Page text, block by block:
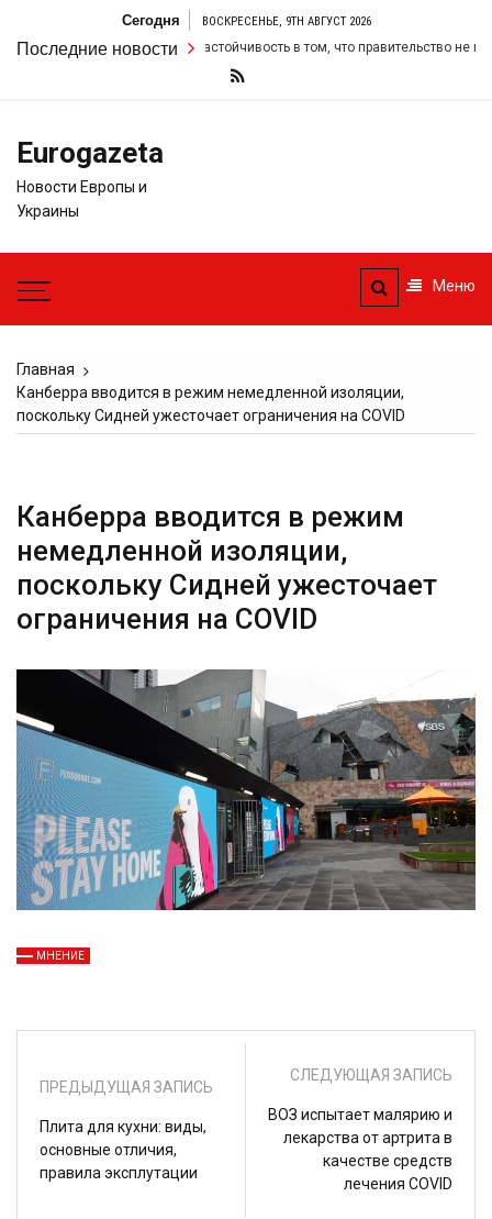
содержимому
Сегодня ВОСКРЕСЕНЬЕ, 9TH АВГУСТ 2026
Последние новости
Стармер удвоил свою настойчивость в том, что правительство не
Eurogazeta
Новости Европы и
Украины
Меню
Главная
Канберра вводится в режим немедленной изоляции,
поскольку Сидней ужесточает ограничения на COVID
Канберра вводится в режим
немедленной изоляции,
поскольку Сидней ужесточает
ограничения на COVID
МНЕНИЕ
ПРЕДЫДУЩАЯ ЗАПИСЬ
Плита для кухни: виды,
основные отличия,
правила эксплутации
СЛЕДУЮЩАЯ ЗАПИСЬ
ВОЗ испытает малярию и
лекарства от артрита в
качестве средств
лечения COVID